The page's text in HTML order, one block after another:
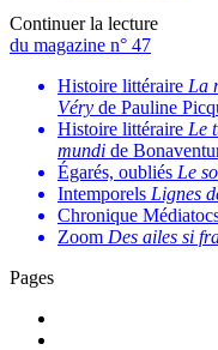
Continuer la lecture
du magazine n° 47
Histoire littéraire La
Véry de Pauline
Histoire littéraire Le
mundi de
Égarés, oubliés Le
Intemporels Lignes
Chronique
Zoom Des ailes si
Pages